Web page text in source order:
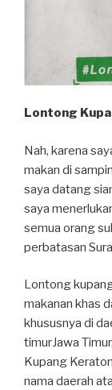
Lontong
Nah, karena
makan di
saya datang
saya
semua orang
perbatasan
Lontong
makanan khas
khususnya di
timurJawa
Kupang
nama daerah